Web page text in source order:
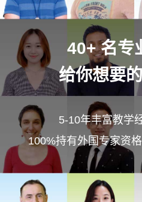
40+ 名专
给你想要
5-10年丰富教学
100%持有外国专家资